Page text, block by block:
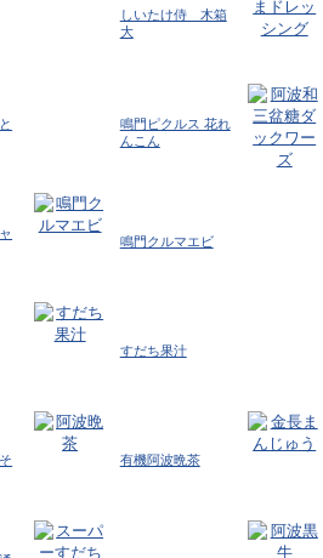
しいたけ侍 木箱
大
鳴門ピクルス 花れ
んこん
鳴門クルマエビ
すだち果汁
有機阿波晩茶